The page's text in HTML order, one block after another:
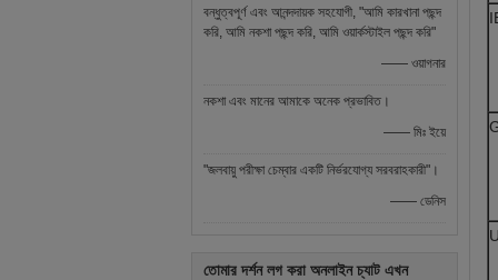
বন্ধুত্বপূর্ণ এবং আনন্দদায়ক সহযোগী, "আমি কারখানা পছন্দ
করি, আমি নকশা পছন্দ করি, আমি ওয়ার্কস্টাইল পছন্দ করি"
—— ওয়াগনার
নকশা এবং মানের আমাকে অনেক প্রভাবিত।
—— মিঃ ইয়ে
"জলবায়ু পরীক্ষা চেম্বার একটি নির্ভরযোগ্য সরবরাহকারী"।
—— ডেনিস
তোমার দর্শন লগ করা অনলাইন চ্যাট এখন